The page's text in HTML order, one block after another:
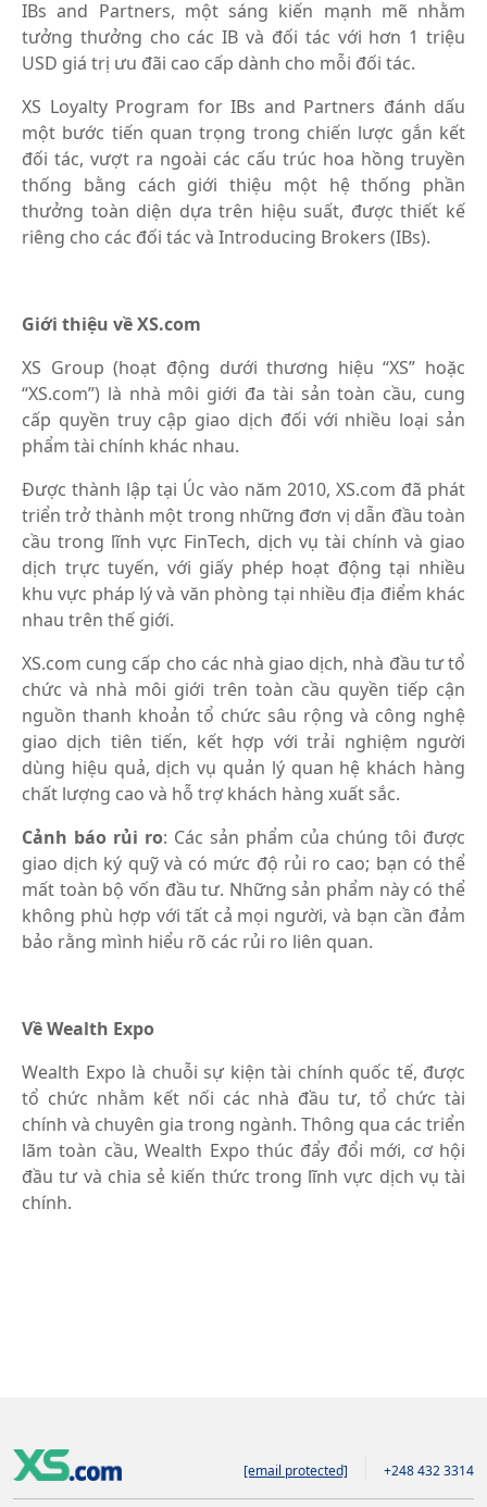
IBs and Partners, một sáng kiến mạnh mẽ nhằm
tưởng thưởng cho các IB và đối tác với hơn 1 triệu
USD giá trị ưu đãi cao cấp dành cho mỗi đối tác.
XS Loyalty Program for IBs and Partners đánh dấu
một bước tiến quan trọng trong chiến lược gắn kết
đối tác, vượt ra ngoài các cấu trúc hoa hồng truyền
thống bằng cách giới thiệu một hệ thống phần
thưởng toàn diện dựa trên hiệu suất, được thiết kế
riêng cho các đối tác và Introducing Brokers (IBs).
Giới thiệu về XS.com
XS Group (hoạt động dưới thương hiệu “XS” hoặc
“XS.com”) là nhà môi giới đa tài sản toàn cầu, cung
cấp quyền truy cập giao dịch đối với nhiều loại sản
phẩm tài chính khác nhau.
Được thành lập tại Úc vào năm 2010, XS.com đã phát
triển trở thành một trong những đơn vị dẫn đầu toàn
cầu trong lĩnh vực FinTech, dịch vụ tài chính và giao
dịch trực tuyến, với giấy phép hoạt động tại nhiều
khu vực pháp lý và văn phòng tại nhiều địa điểm khác
nhau trên thế giới.
XS.com cung cấp cho các nhà giao dịch, nhà đầu tư tổ
chức và nhà môi giới trên toàn cầu quyền tiếp cận
nguồn thanh khoản tổ chức sâu rộng và công nghệ
giao dịch tiên tiến, kết hợp với trải nghiệm người
dùng hiệu quả, dịch vụ quản lý quan hệ khách hàng
chất lượng cao và hỗ trợ khách hàng xuất sắc.
Cảnh báo rủi ro: Các sản phẩm của chúng tôi được
giao dịch ký quỹ và có mức độ rủi ro cao; bạn có thể
mất toàn bộ vốn đầu tư. Những sản phẩm này có thể
không phù hợp với tất cả mọi người, và bạn cần đảm
bảo rằng mình hiểu rõ các rủi ro liên quan.
Về Wealth Expo
Wealth Expo là chuỗi sự kiện tài chính quốc tế, được
tổ chức nhằm kết nối các nhà đầu tư, tổ chức tài
chính và chuyên gia trong ngành. Thông qua các triển
lãm toàn cầu, Wealth Expo thúc đẩy đổi mới, cơ hội
đầu tư và chia sẻ kiến thức trong lĩnh vực dịch vụ tài
chính.
[email protected] +248 432 3314